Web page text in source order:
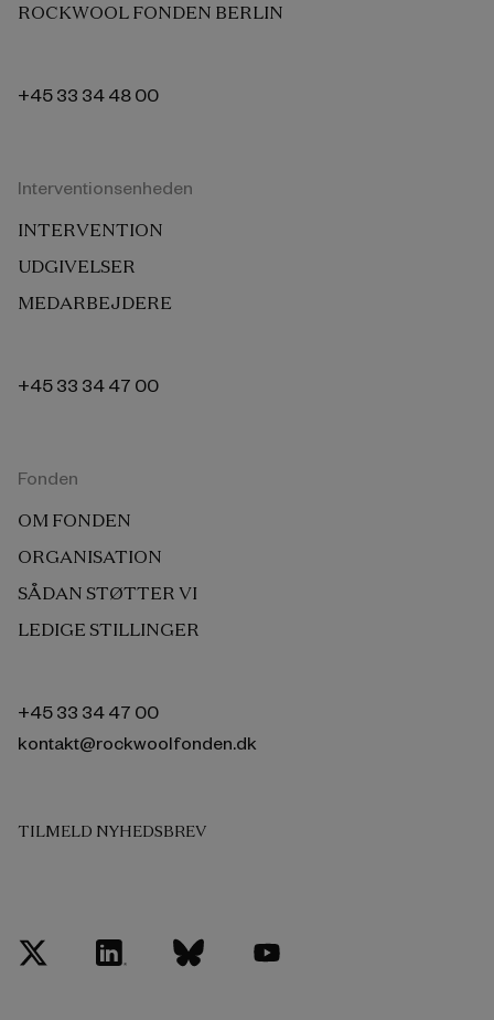
ROCKWOOL FONDEN BERLIN
+45 33 34 48 00
Interventionsenheden
INTERVENTION
UDGIVELSER
MEDARBEJDERE
+45 33 34 47 00
Fonden
OM FONDEN
ORGANISATION
SÅDAN STØTTER VI
LEDIGE STILLINGER
+45 33 34 47 00
kontakt@rockwoolfonden.dk
TILMELD NYHEDSBREV